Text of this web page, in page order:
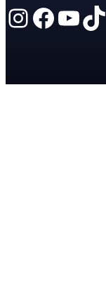
Instagram Facebook YouTube TikTok